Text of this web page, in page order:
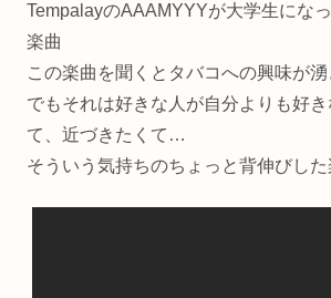
TempalayのAAAMYYYが大学生にな
楽曲
この楽曲を聞くとタバコへの興味が
でもそれは好きな人が自分よりも好き
て、近づきたくて…
そういう気持ちのちょっと背伸びした